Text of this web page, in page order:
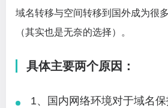
域名转移与空间转移到国外成为很
（其实也是无奈的选择）。
具体主要两个原因：
1、国内网络环境对于域名保